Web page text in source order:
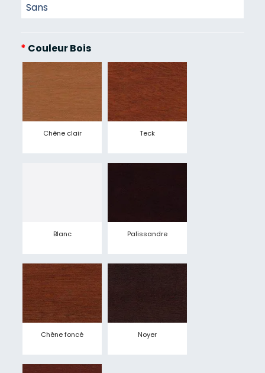
* Couleur Bois
Chêne clair Teck
Blanc Palissandre
Chêne foncé Noyer